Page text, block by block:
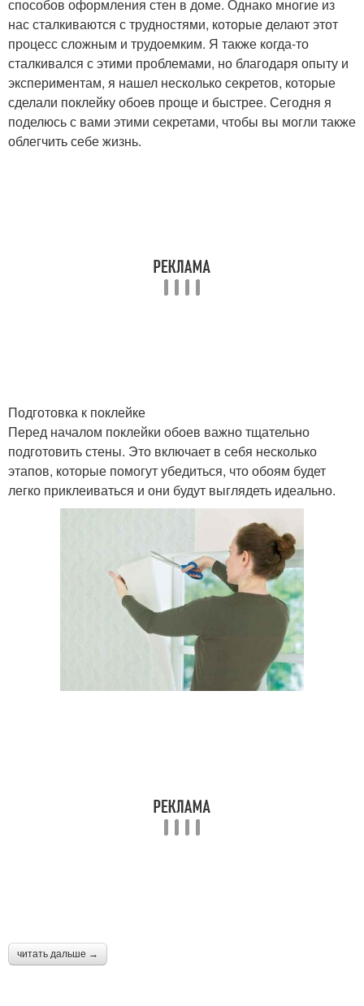
Ошибки при поклейке Интересная поклейка
способов оформления стен в доме. Однако многие из
нас сталкиваются с трудностями, которые делают этот
процесс сложным и трудоемким. Я также когда-то
сталкивался с этими проблемами, но благодаря опыту и
экспериментам, я нашел несколько секретов, которые
сделали поклейку обоев проще и быстрее. Сегодня я
поделюсь с вами этими секретами, чтобы вы могли также
облегчить себе жизнь.
Подготовка к поклейке
Перед началом поклейки обоев важно тщательно
подготовить стены. Это включает в себя несколько
этапов, которые помогут убедиться, что обоям будет
легко приклеиваться и они будут выглядеть идеально.
читать дальше →